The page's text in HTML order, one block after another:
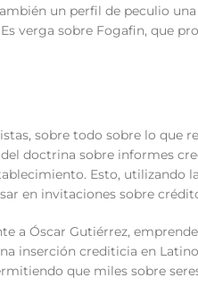
un perfil de peculio una
verga sobre Fogafin, que
sobre todo sobre lo que
doctrina sobre informes
Esto, utilizando
en invitaciones sobre
a Óscar Gutiérrez,
inserción crediticia en
que miles sobre